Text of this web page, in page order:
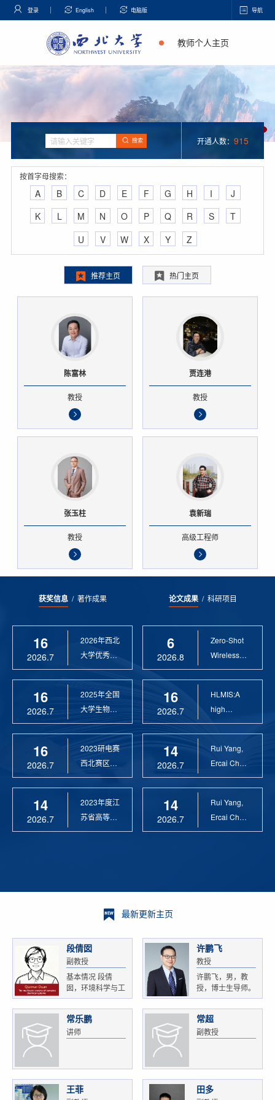
登录 English 电脑版 导航
教师个人主页
搜索 开通人数： 915
按首字母搜索：
A B C D E F G H I
J
K
L M N O P Q R S
T
U
V W X Y Z
推荐主页 热门主页
陈富林
教授
贾连港
教授
张玉柱
教授
袁新瑞
高级工程师
获奖信息/ 著作成果
16
2026.7
2026年西北
大学优秀硕
士论文指导
16
2026.7
2025年全国
大学生物联
网设计竞赛
16
2026.7
2023研电赛
西北赛区优
秀指导教师
14
2026.7
2023年度江
苏省高等学
校科学技术
论文成果/ 科研项目
6
2026.8
Zero-Shot
Wireless
Sensor
16
2026.7
HLMIS:A
high
Resolution
14
2026.7
Rui Yang,
Ercai Chen
and
14
2026.7
Rui Yang,
Ercai Chen
and
最新更新主页
段倩囡
副教授
基本情况 段倩
囡，环境科学与工
程...
许鹏飞
教授
许鹏飞，男，教
授，博士生导师。
获...
常乐鹏
讲师
常超
副教授
王菲 田多